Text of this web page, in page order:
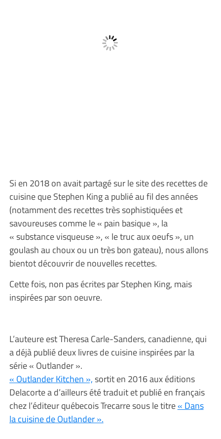
Si en 2018 on avait partagé sur le site des recettes de
cuisine que Stephen King a publié au fil des années
(notamment des recettes très sophistiquées et
savoureuses comme le « pain basique », la
« substance visqueuse », « le truc aux oeufs », un
goulash au choux ou un très bon gateau), nous allons
bientot découvrir de nouvelles recettes.
Cette fois, non pas écrites par Stephen King, mais
inspirées par son oeuvre.
L’auteure est Theresa Carle-Sanders, canadienne, qui
a déjà publié deux livres de cuisine inspirées par la
série « Outlander ».
« Outlander Kitchen »,sortit en 2016 aux éditions
Delacorte a d’ailleurs été traduit et publié en français
chez l’éditeur québecois Trecarre sous le titre« Dans
la cuisine de Outlander ».